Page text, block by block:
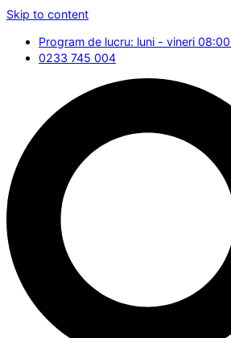
Skip to content
Program de lucru: luni - vineri
0233 745 004